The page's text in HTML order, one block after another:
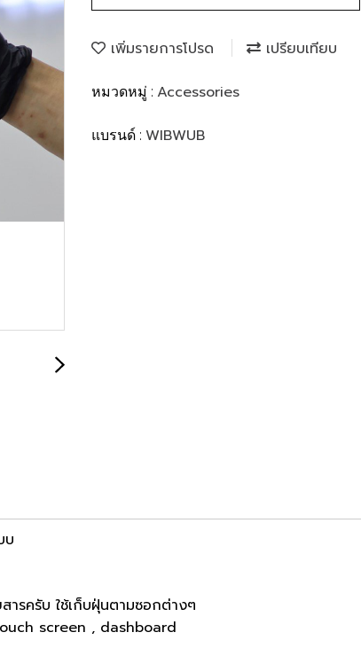
เพิ่มรายการโปรด เปรียบเทียบ
หมวดหมู่ : Accessories
แบรนด์ : WIBWUB
บ
ารครับ ใช้เก็บฝุ่นตามซอกต่างๆ
screen , dashboard